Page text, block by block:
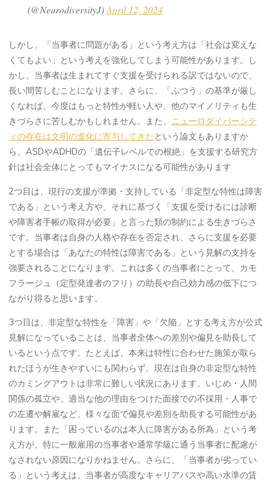
(@NeurodiversityJ)April 12, 2024
しかし、「当事者に問題がある」という考え方は「社会は変えな
くてもよい」という考えを強化してしまう可能性があります。し
かし、当事者は生まれてすぐ支援を受けられる訳ではないので、
長い間苦しむことになります。さらに、「ふつう」の基準が厳し
くなれば、今度はもっと特性が軽い人や、他のマイノリティも生
きづらさに苦しむかもしれません。また、 ニューロダイバーシテ
ィの存在は文明の進化に寄与してきた という論文もありますか
ら、ASDやADHDの「遺伝子レベルでの根絶」を支援する研究方
針は社会全体にとってもマイナスになる可能性があります
2つ目は、現行の支援が準拠・支持している「非定型な特性は障害
である」という考え方や、それに基づく「支援を受けるには診断
や障害者手帳の取得が必要」と言った類の制約による生きづらさ
です。当事者は自身の人格や存在を否定され、さらに支援を必要
とする場合は「あなたの特性は障害である」という見解の支持を
強要されることになります。これは多くの当事者にとって、カモ
フラージュ（定型発達者のフリ）の助長や自己効力感の低下につ
ながり得ると思います。
3つ目は、非定型な特性を「障害」や「欠陥」とする考え方が公式
見解になっていることは、当事者全体への差別や偏見を助長して
いるという点です。たとえば、本来は特性に合わせた施策が取ら
れたほうが生きやすいにも関わらず、現在は自身の非定型な特性
のカミングアウトは非常に難しい状況にあります。いじめ・人間
関係の孤立や、適当な他の理由をつけた面接での不採用・人事で
の左遷や解雇など、様々な面で偏見や差別を助長する可能性があ
ります。また「困っているのは本人に障害がある所為」という考
え方が、特に一般雇用の当事者や通常学級に通う当事者に配慮が
なされない原因になりかねません。さらに、「当事者が劣ってい
る」という考えは、当事者が高度なキャリアパスや高い水準の賃